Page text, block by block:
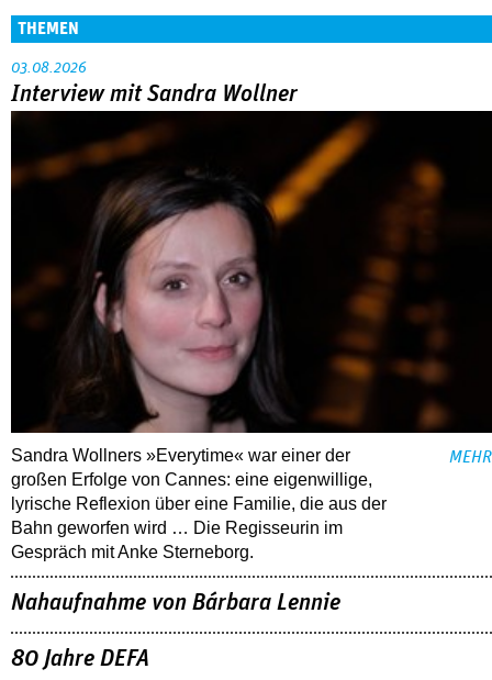
THEMEN
03.08.2026
Interview mit Sandra Wollner
Sandra Wollners »Everytime« war einer der
großen Erfolge von Cannes: eine eigenwillige,
lyrische Reflexion über eine ­Familie, die aus der
Bahn geworfen wird … Die Regisseurin im
Gespräch mit Anke Sterneborg.
MEHR
Nahaufnahme von Bárbara Lennie
80 Jahre DEFA